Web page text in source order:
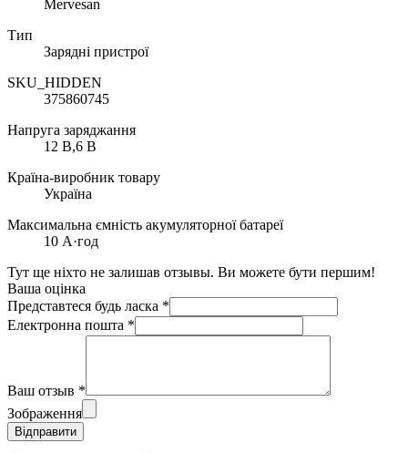
Mervesan
Тип
Зарядні пристрої
SKU_HIDDEN
375860745
Напруга заряджання
12 В,6 В
Країна-виробник товару
Україна
Максимальна ємність акумуляторної батареї
10 А·год
Тут ще ніхто не залишав отзывы. Ви можете бути першим!
Ваша оцінка
Представтеся будь ласка *
Електронна пошта *
Ваш отзыв *
Зображення
Відправити